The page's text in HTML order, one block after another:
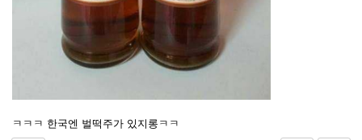
ㅋㅋㅋ 한국엔 벌떡주가 있지롱ㅋㅋ